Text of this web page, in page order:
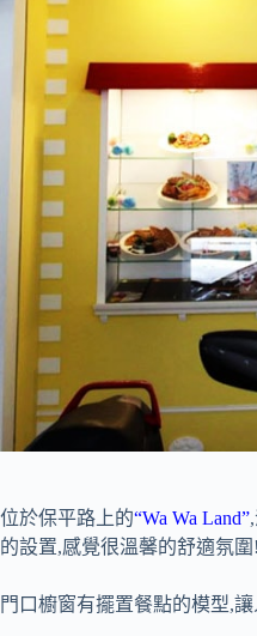
位於保平路上的“Wa Wa Land”
的設置,感覺很溫馨的舒適氛
門口櫥窗有擺置餐點的模型,